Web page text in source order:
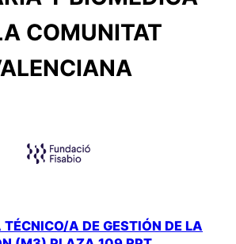
COMUNITAT
A DE GESTIÓN DE LA